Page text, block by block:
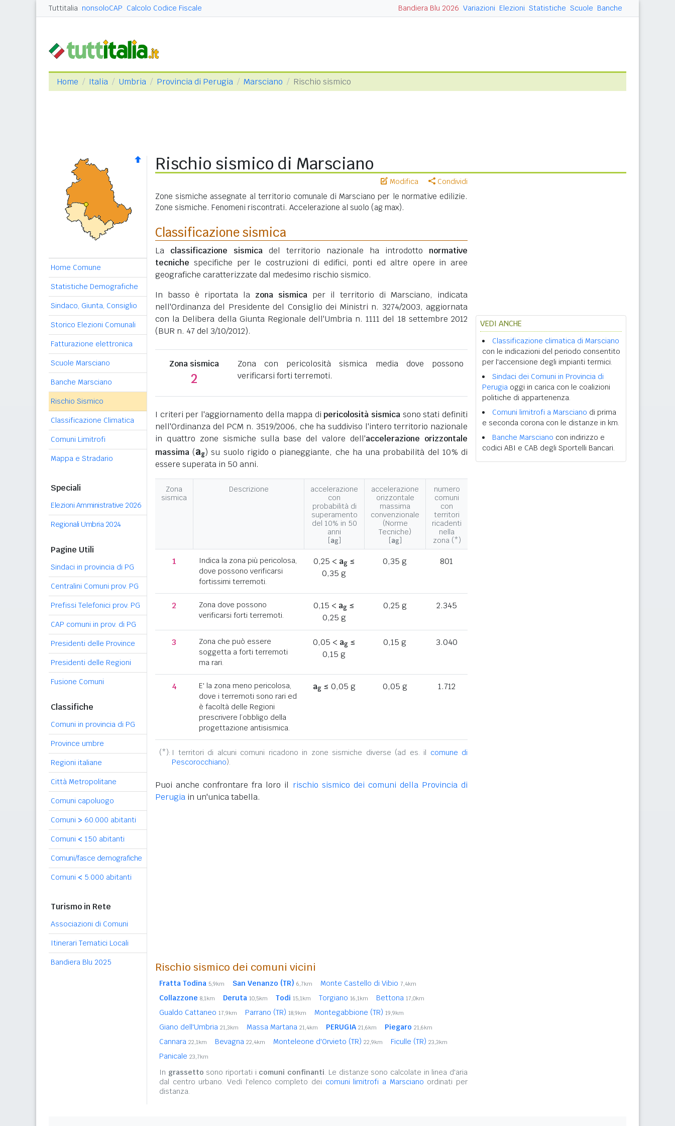
Tuttitalia nonsoloCAP Calcolo Codice Fiscale Bandiera Blu 2026 Variazioni Elezioni Statistiche Scuole Banche
Home Italia Umbria Provincia di Perugia Marsciano Rischio sismico
Home Comune
Statistiche Demografiche
Sindaco, Giunta, Consiglio
Storico Elezioni Comunali
Fatturazione elettronica
Scuole Marsciano
Banche Marsciano
Rischio Sismico
Classificazione Climatica
Comuni Limitrofi
Mappa e Stradario
Speciali
Elezioni Amministrative 2026
Regionali Umbria 2024
Pagine Utili
Sindaci in provincia di PG
Centralini Comuni prov. PG
Prefissi Telefonici prov. PG
CAP comuni in prov. di PG
Presidenti delle Province
Presidenti delle Regioni
Fusione Comuni
Classifiche
Comuni in provincia di PG
Province umbre
Regioni italiane
Città Metropolitane
Comuni capoluogo
Comuni > 60.000 abitanti
Comuni < 150 abitanti
Comuni/fasce demografiche
Comuni < 5.000 abitanti
Turismo in Rete
Associazioni di Comuni
Itinerari Tematici Locali
Bandiera Blu 2025
Rischio sismico di Marsciano
Modifica Condividi
Zone sismiche assegnate al territorio comunale di Marsciano per le normative edilizie.
Zone sismiche. Fenomeni riscontrati. Accelerazione al suolo (ag max).
Classificazione sismica
La classificazione sismica del territorio nazionale ha introdotto normative
tecniche specifiche per le costruzioni di edifici, ponti ed altre opere in aree
geografiche caratterizzate dal medesimo rischio sismico.
In basso è riportata la zona sismica per il territorio di Marsciano, indicata
nell'Ordinanza del Presidente del Consiglio dei Ministri n. 3274/2003, aggiornata
con la Delibera della Giunta Regionale dell'Umbria n. 1111 del 18 settembre 2012
(BUR n. 47 del 3/10/2012).
Zona sismica
2
Zona con pericolosità sismica media dove possono
verificarsi forti terremoti.
I criteri per l'aggiornamento della mappa dipericolosità sismica sono stati definiti
nell'Ordinanza del PCM n. 3519/2006, che ha suddiviso l'intero territorio nazionale
in quattro zone sismiche sulla base del valore dell'accelerazione orizzontale
massima (ag) su suolo rigido o pianeggiante, che ha una probabilità del 10% di
essere superata in 50 anni.
Zona
sismica
Descrizione
accelerazione
con
probabilità di
superamento
del 10% in 50
anni
[ag]
accelerazione
orizzontale
massima
convenzionale
(Norme
Tecniche)
[ag]
numero
comuni
con
territori
ricadenti
nella
zona (*)
1
Indica la zona più pericolosa,
dove possono verificarsi
fortissimi terremoti.
0,25 < ag≤
0,35 g
0,35 g 801
2
Zona dove possono
verificarsi forti terremoti.
0,15 < ag ≤
0,25 g
0,25 g 2.345
3
Zona che può essere
soggetta a forti terremoti
ma rari.
0,05 < ag≤
0,15 g
0,15 g 3.040
4
E' la zona meno pericolosa,
dove i terremoti sono rari ed
è facoltà delle Regioni
prescrivere l’obbligo della
progettazione antisismica.
ag≤ 0,05 g 0,05 g 1.712
(*): I territori di alcuni comuni ricadono in zone sismiche diverse (ad es. il comune di
Pescorocchiano).
Puoi anche confrontare fra loro il rischio sismico dei comuni della Provincia di
Perugia in un'unica tabella.
Rischio sismico dei comuni vicini
Fratta Todina 5,9km San Venanzo (TR) 6,7km Monte Castello di Vibio 7,4km
Collazzone 8,1km Deruta 10,5km Todi 15,1km Torgiano 16,1km Bettona 17,0km
Gualdo Cattaneo 17,9km Parrano (TR) 18,9km Montegabbione (TR) 19,9km
Giano dell'Umbria 21,3km Massa Martana 21,4km PERUGIA 21,6km Piegaro 21,6km
Cannara 22,1km Bevagna 22,4km Monteleone d'Orvieto (TR) 22,9km Ficulle (TR) 23,3km
Panicale 23,7km
In grassetto sono riportati i comuni confinanti. Le distanze sono calcolate in linea d'aria
dal centro urbano. Vedi l'elenco completo dei comuni limitrofi a Marsciano ordinati per
distanza.
VEDI ANCHE
Classificazione climatica di Marsciano
con le indicazioni del periodo consentito
per l'accensione degli impianti termici.
Sindaci dei Comuni in Provincia di
Perugia oggi in carica con le coalizioni
politiche di appartenenza.
Comuni limitrofi a Marsciano di prima
e seconda corona con le distanze in km.
Banche Marsciano con indirizzo e
codici ABI e CAB degli Sportelli Bancari.